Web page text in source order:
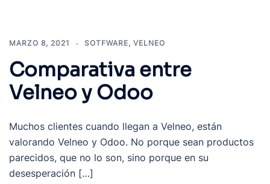
MARZO 8, 2021 SOTFWARE, VELNEO
Comparativa entre
Velneo y Odoo
Muchos clientes cuando llegan a Velneo, están
valorando Velneo y Odoo. No porque sean productos
parecidos, que no lo son, sino porque en su
desesperación […]